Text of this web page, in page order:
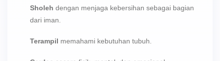
Sholeh dengan menjaga kebersihan sebagai bagian
dari iman.
Terampil memahami kebutuhan tubuh.